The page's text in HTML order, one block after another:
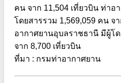
คน จาก 11,504 เที่ยวบิน ท่า
โดยสารรวม 1,569,059 คน จ
อากาศยานอุบลราชธานี มีผู้โ
จาก 8,700 เที่ยวบิน
ที่มา : กรมท่าอากาศยาน